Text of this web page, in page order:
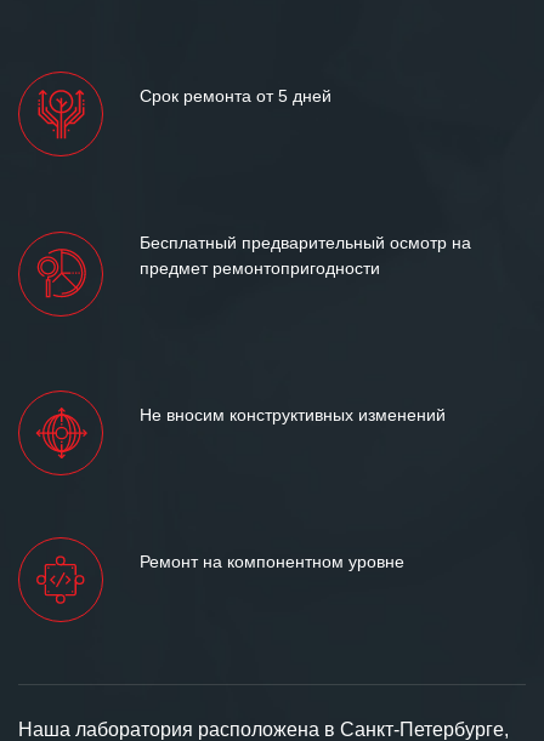
Срок ремонта от 5 дней
Бесплатный предварительный осмотр на
предмет ремонтопригодности
Не вносим конструктивных изменений
Ремонт на компонентном уровне
Наша лаборатория расположена в Санкт-Петербурге,